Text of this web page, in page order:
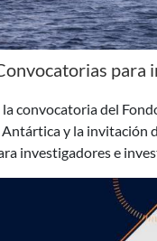
para
convocatoria del
y la invitación
investigadores e